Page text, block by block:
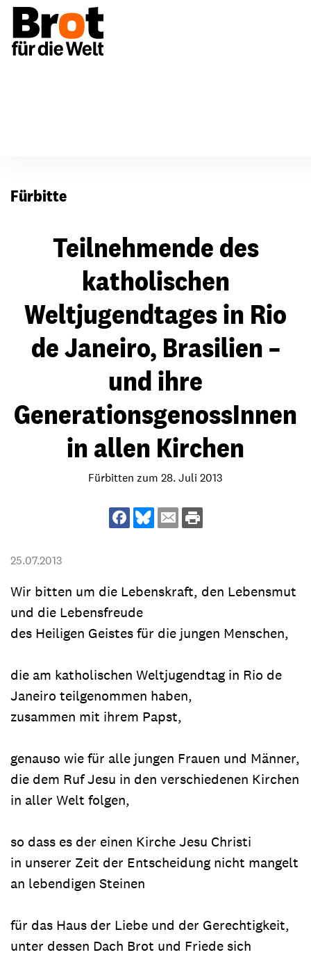
Fürbitte
Teilnehmende des
katholischen
Weltjugendtages in Rio
de Janeiro, Brasilien –
und ihre
GenerationsgenossInnen
in allen Kirchen
Fürbitten zum 28. Juli 2013
25.07.2013
Wir bitten um die Lebenskraft, den Lebensmut
und die Lebensfreude
des Heiligen Geistes für die jungen Menschen,
die am katholischen Weltjugendtag in Rio de
Janeiro teilgenommen haben,
zusammen mit ihrem Papst,
genauso wie für alle jungen Frauen und Männer,
die dem Ruf Jesu in den verschiedenen Kirchen
in aller Welt folgen,
so dass es der einen Kirche Jesu Christi
in unserer Zeit der Entscheidung nicht mangelt
an lebendigen Steinen
für das Haus der Liebe und der Gerechtigkeit,
unter dessen Dach Brot und Friede sich